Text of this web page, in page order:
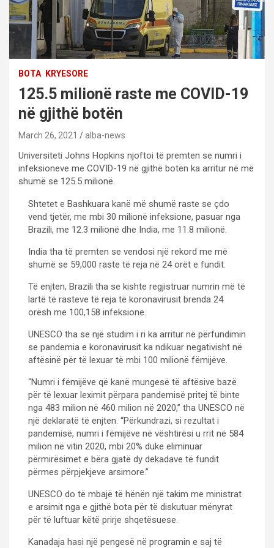
BOTA KRYESORE
125.5 milionë raste me COVID-19
në gjithë botën
March 26, 2021 alba-news
Universiteti Johns Hopkins njoftoi të premten se numri i
infeksioneve me COVID-19 në gjithë botën ka arritur në më
shumë se 125.5 milionë.
Shtetet e Bashkuara kanë më shumë raste se çdo
vend tjetër, me mbi 30 milionë infeksione, pasuar nga
Brazili, me 12.3 milionë dhe India, me 11.8 milionë.
India tha të premten se vendosi një rekord me më
shumë se 59,000 raste të reja në 24 orët e fundit.
Të enjten, Brazili tha se kishte regjistruar numrin më të
lartë të rasteve të reja të koronavirusit brenda 24
orësh me 100,158 infeksione.
UNESCO tha se një studim i ri ka arritur në përfundimin
se pandemia e koronavirusit ka ndikuar negativisht në
aftësinë për të lexuar të mbi 100 milionë fëmijëve.
“Numri i fëmijëve që kanë mungesë të aftësive bazë
për të lexuar leximit përpara pandemisë pritej të binte
nga 483 milion në 460 milion në 2020,” tha UNESCO në
një deklaratë të enjten. “Përkundrazi, si rezultat i
pandemisë, numri i fëmijëve në vështirësi u rrit në 584
milion në vitin 2020, mbi 20% duke eliminuar
përmirësimet e bëra gjatë dy dekadave të fundit
përmes përpjekjeve arsimore.”
UNESCO do të mbajë të hënën një takim me ministrat
e arsimit nga e gjithë bota për të diskutuar mënyrat
për të luftuar këtë prirje shqetësuese.
Kanadaja hasi një pengesë në programin e saj të